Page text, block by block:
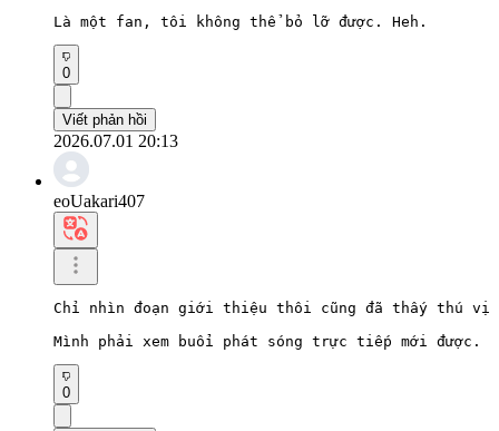
Là một fan, tôi không thể bỏ lỡ được. Heh.
0
Viết phản hồi
2026.07.01 20:13
eoUakari407
Chỉ nhìn đoạn giới thiệu thôi cũng đã thấy thú
Mình phải xem buổi phát sóng trực tiếp mới được.
0